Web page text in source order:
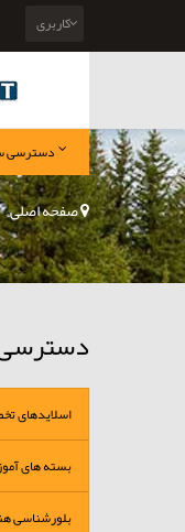
کاربری
دسترسی
صفحه اصلی
اسلایدهای
بسته های
بلورشناسی